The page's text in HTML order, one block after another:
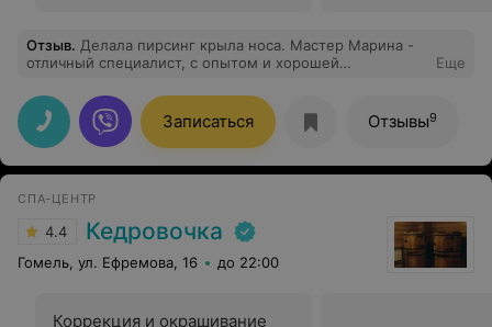
Отзыв. Делала пирсинг крыла носа. Мастер Марина -
отличный специалист, с опытом и хорошей
Впечатления самые наилучшие!
Еще
Записаться Отзывы9
СПА-ЦЕНТР
4.4 Кедровочка
Гомель, ул. Ефремова, 16 до 22:00
Коррекция и окрашивание